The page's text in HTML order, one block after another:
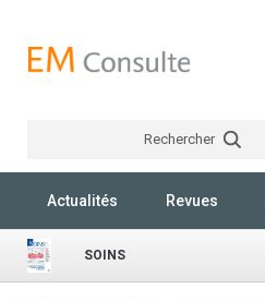
Rechercher
Actualités Revues
SOINS